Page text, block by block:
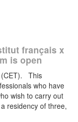
français x
is open
(CET). This
who have
wish to carry out
residency of three,